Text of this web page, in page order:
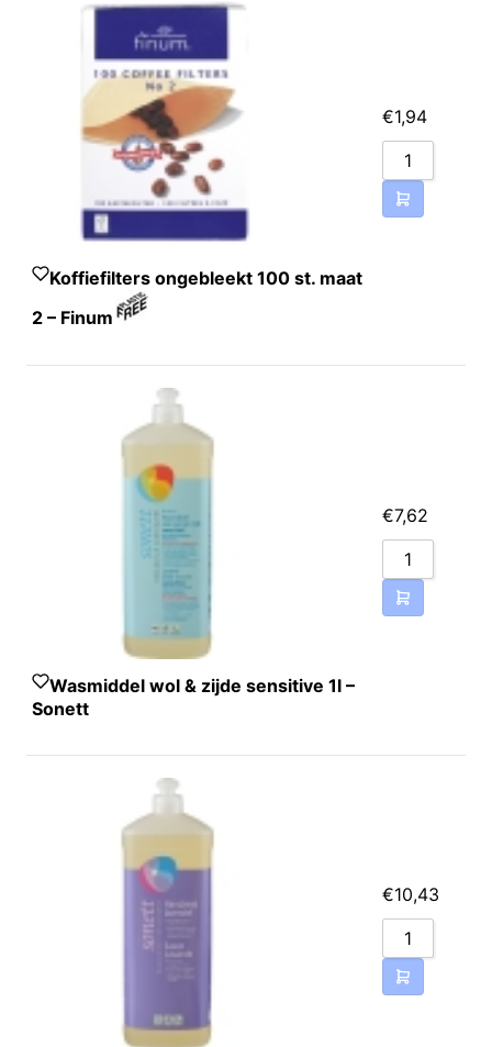
Koffiefilters ongebleekt 100 st. maat
2 – Finum
€1,94
Wasmiddel wol & zijde sensitive 1l –
Sonett
€7,62
€10,43